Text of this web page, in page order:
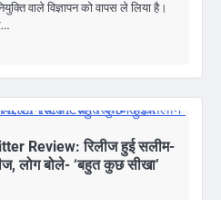
वाले विज्ञापन को वापस ले लिया है।
Review: रिलीज हुई सलीम-
लोग बोले- ‘बहुत कुछ सीखा’